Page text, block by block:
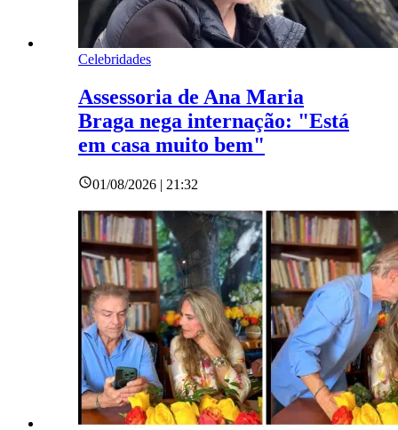
Celebridades
Assessoria de Ana Maria
Braga nega internação: "Está
em casa muito bem"
01/08/2026 | 21:32